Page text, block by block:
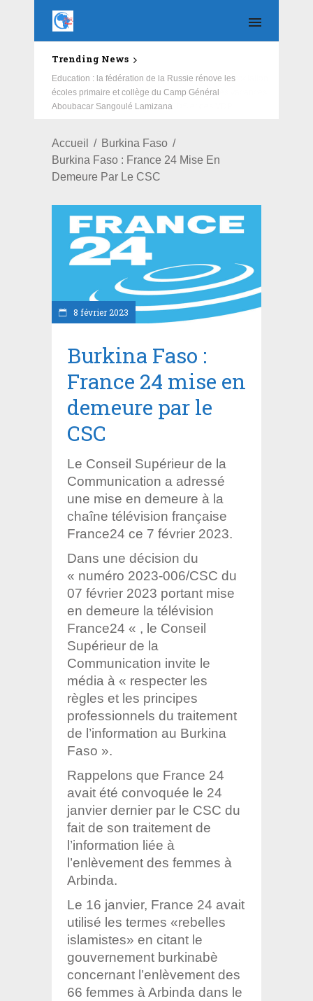
Trending News
Education : la fédération de la Russie rénove les
écoles primaire et collège du Camp Général
Aboubacar Sangoulé Lamizana
Accueil
Burkina Faso
Burkina Faso : France 24 Mise En
Demeure Par Le CSC
8 février 2023
Burkina Faso :
France 24 mise en
demeure par le
CSC
Le Conseil Supérieur de la
Communication a adressé
une mise en demeure à la
chaîne télévision française
France24 ce 7 février 2023.
Dans une décision du
« numéro 2023-006/CSC du
07 février 2023 portant mise
en demeure la télévision
France24 « , le Conseil
Supérieur de la
Communication invite le
média à « respecter les
règles et les principes
professionnels du traitement
de l’information au Burkina
Faso ».
Rappelons que France 24
avait été convoquée le 24
janvier dernier par le CSC du
fait de son traitement de
l’information liée à
l’enlèvement des femmes à
Arbinda.
Le 16 janvier, France 24 avait
utilisé les termes «rebelles
islamistes» en citant le
gouvernement burkinabè
concernant l’enlèvement des
66 femmes à Arbinda dans le